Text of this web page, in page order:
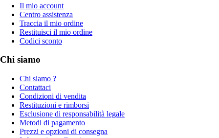
Il mio account
Centro assistenza
Traccia il mio ordine
Restituisci il mio ordine
Codici sconto
Chi siamo
Chi siamo ?
Contattaci
Condizioni di vendita
Restituzioni e rimborsi
Esclusione di responsabilità legale
Metodi di pagamento
Prezzi e opzioni di consegna